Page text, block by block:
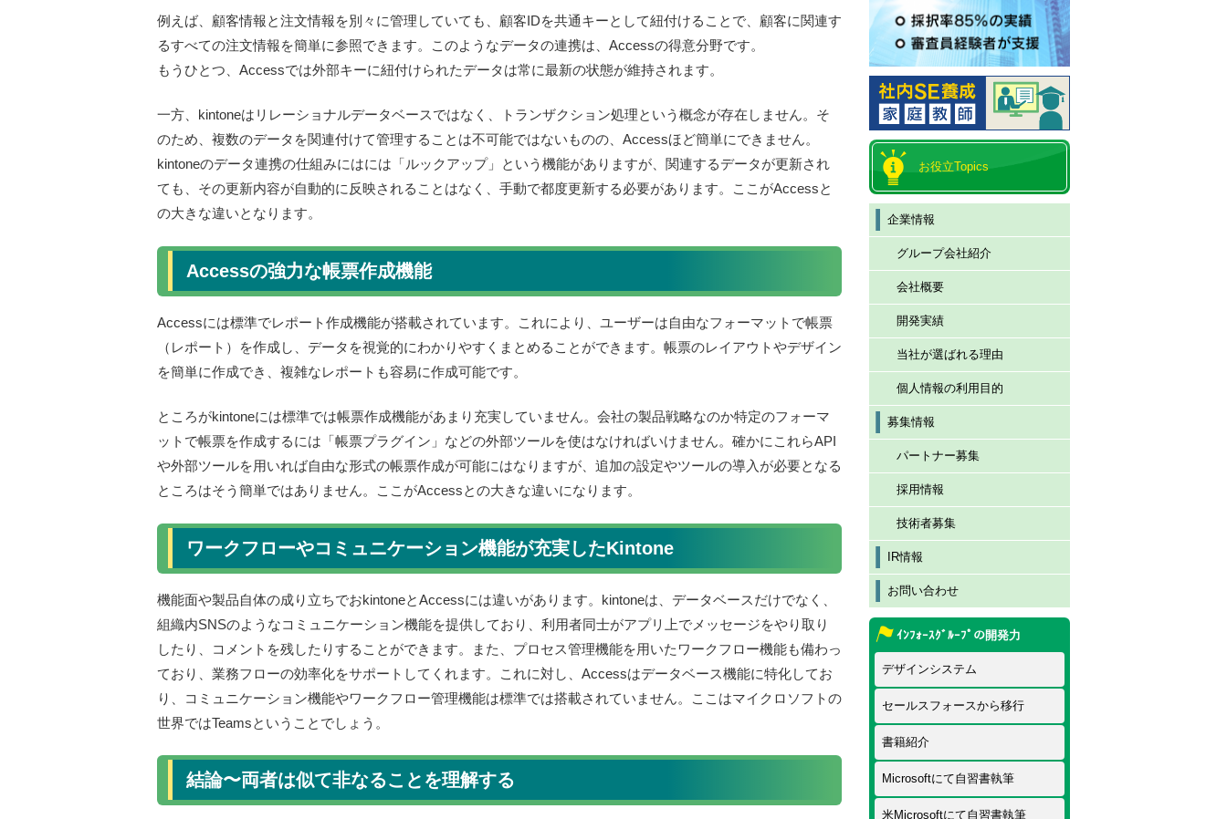
例えば、顧客情報と注文情報を別々に管理していても、顧客IDを共通キーとして紐付けることで、顧客に関連す
るすべての注文情報を簡単に参照できます。このようなデータの連携は、Accessの得意分野です。
もうひとつ、Accessでは外部キーに紐付けられたデータは常に最新の状態が維持されます。
一方、kintoneはリレーショナルデータベースではなく、トランザクション処理という概念が存在しません。そ
のため、複数のデータを関連付けて管理することは不可能ではないものの、Accessほど簡単にできません。
kintoneのデータ連携の仕組みにはには「ルックアップ」という機能がありますが、関連するデータが更新され
ても、その更新内容が自動的に反映されることはなく、手動で都度更新する必要があります。ここがAccessと
の大きな違いとなります。
Accessの強力な帳票作成機能
Accessには標準でレポート作成機能が搭載されています。これにより、ユーザーは自由なフォーマットで帳票
（レポート）を作成し、データを視覚的にわかりやすくまとめることができます。帳票のレイアウトやデザイン
を簡単に作成でき、複雑なレポートも容易に作成可能です。
ところがkintoneには標準では帳票作成機能があまり充実していません。会社の製品戦略なのか特定のフォーマ
ットで帳票を作成するには「帳票プラグイン」などの外部ツールを使はなければいけません。確かにこれらAPI
や外部ツールを用いれば自由な形式の帳票作成が可能にはなりますが、追加の設定やツールの導入が必要となる
ところはそう簡単ではありません。ここがAccessとの大きな違いになります。
ワークフローやコミュニケーション機能が充実したKintone
機能面や製品自体の成り立ちでおkintoneとAccessには違いがあります。kintoneは、データベースだけでなく、
組織内SNSのようなコミュニケーション機能を提供しており、利用者同士がアプリ上でメッセージをやり取り
したり、コメントを残したりすることができます。また、プロセス管理機能を用いたワークフロー機能も備わっ
ており、業務フローの効率化をサポートしてくれます。これに対し、Accessはデータベース機能に特化してお
り、コミュニケーション機能やワークフロー管理機能は標準では搭載されていません。ここはマイクロソフトの
世界ではTeamsということでしょう。
結論〜両者は似て非なることを理解する
お役立Topics
企業情報
グループ会社紹介
会社概要
開発実績
当社が選ばれる理由
個人情報の利用目的
募集情報
パートナー募集
採用情報
技術者募集
IR情報
お問い合わせ
ｲﾝﾌｫｰｽｸﾞﾙｰﾌﾟの開発力
デザインシステム
セールスフォースから移行
書籍紹介
Microsoftにて自習書執筆
米Microsoftにて自習書執筆